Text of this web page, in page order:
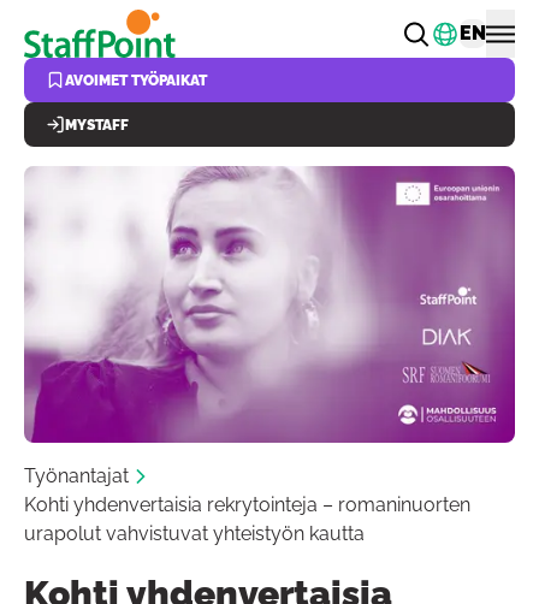
Hyppää pääsisältöön Vaihda
EN
AVOIMET TYÖPAIKAT
MYSTAFF
Työnantajat
Kohti yhdenvertaisia rekrytointeja – romaninuorten
urapolut vahvistuvat yhteistyön kautta
Kohti yhdenvertaisia